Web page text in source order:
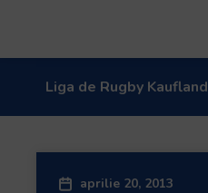
Liga de Rugby Kaufland
aprilie 20, 2013